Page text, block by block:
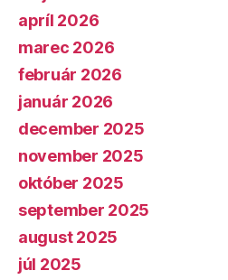
apríl 2026
marec 2026
február 2026
január 2026
december 2025
november 2025
október 2025
september 2025
august 2025
júl 2025